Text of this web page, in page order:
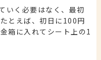
いく必要はなく、最初
とえば、初日に100円
箱に入れてシート上の1